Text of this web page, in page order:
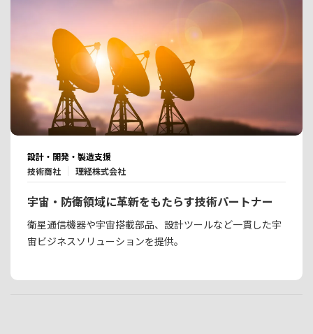
設計・開発・製造支援
技術商社
理経株式会社
宇宙・防衛領域に革新をもたらす技術パートナー
衛星通信機器や宇宙搭載部品、設計ツールなど一貫した宇
宙ビジネスソリューションを提供。